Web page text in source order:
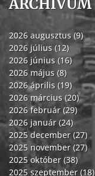
ARCHÍVUM
2026 augusztus (9)
2026 július (12)
2026 június (16)
2026 május (8)
2026 április (19)
2026 március (20)
2026 február (29)
2026 január (24)
2025 december (27)
2025 november (27)
2025 október (38)
2025 szeptember (18)